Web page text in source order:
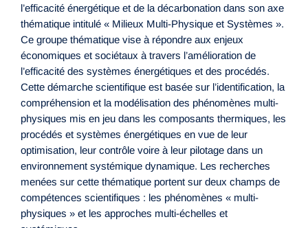
l’efficacité énergétique et de la décarbonation dans son axe
thématique intitulé « Milieux Multi-Physique et Systèmes ».
Ce groupe thématique vise à répondre aux enjeux
économiques et sociétaux à travers l’amélioration de
l’efficacité des systèmes énergétiques et des procédés.
Cette démarche scientifique est basée sur l’identification, la
compréhension et la modélisation des phénomènes multi-
physiques mis en jeu dans les composants thermiques, les
procédés et systèmes énergétiques en vue de leur
optimisation, leur contrôle voire à leur pilotage dans un
environnement systémique dynamique. Les recherches
menées sur cette thématique portent sur deux champs de
compétences scientifiques : les phénomènes « multi-
physiques » et les approches multi-échelles et